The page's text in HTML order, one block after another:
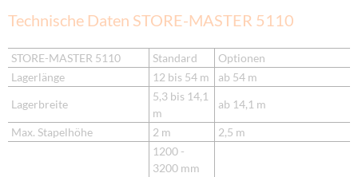
Technische Daten STORE-MASTER 5110
STORE-MASTER 5110 Standard
Optionen
Lagerlänge
12 bis 54 m
ab 54 m
Lagerbreite
5,3 bis 14,1
m
ab 14,1 m
Max. Stapelhöhe 2 m 2,5 m
1200 -
3200 mm